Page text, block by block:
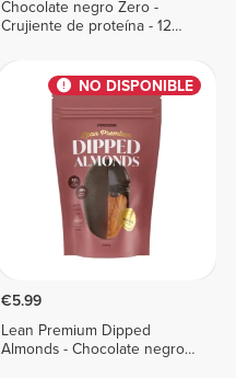
Chocolate negro Zero -
Crujiente de proteína - 12
NO DISPONIBLE
€5.99
Lean Premium Dipped
Almonds - Chocolate negro